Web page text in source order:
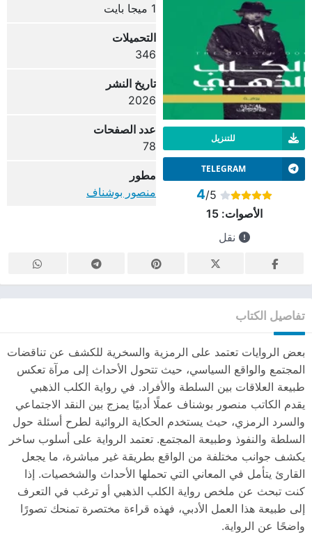
للتنزيل
TELEGRAM
4/5
الأصوات:15
نقل
1 ميجا بايت
التحميلات
346
تاريخ النشر
2026
عدد الصفحات
78
مطور
منصور بوشناف
تفاصيل الكتاب
بعض الروايات تعتمد على الرمزية والسخرية للكشف عن تناقضات
المجتمع والواقع السياسي، حيث تتحول الأحداث إلى مرآة تعكس
طبيعة العلاقات بين السلطة والأفراد. في رواية الكلب الذهبي
يقدم الكاتب منصور بوشناف عملًا أدبيًا يمزج بين النقد الاجتماعي
والسرد الرمزي، حيث يستخدم الحكاية الروائية لطرح أسئلة حول
السلطة والنفوذ وطبيعة المجتمع. تعتمد الرواية على أسلوب ساخر
يكشف جوانب مختلفة من الواقع بطريقة غير مباشرة، ما يجعل
القارئ يتأمل في المعاني التي تحملها الأحداث والشخصيات. إذا
كنت تبحث عن ملخص رواية الكلب الذهبي أو ترغب في التعرف
إلى طبيعة هذا العمل الأدبي، فهذه قراءة مختصرة تمنحك تصورًا
واضحًا عن الرواية.